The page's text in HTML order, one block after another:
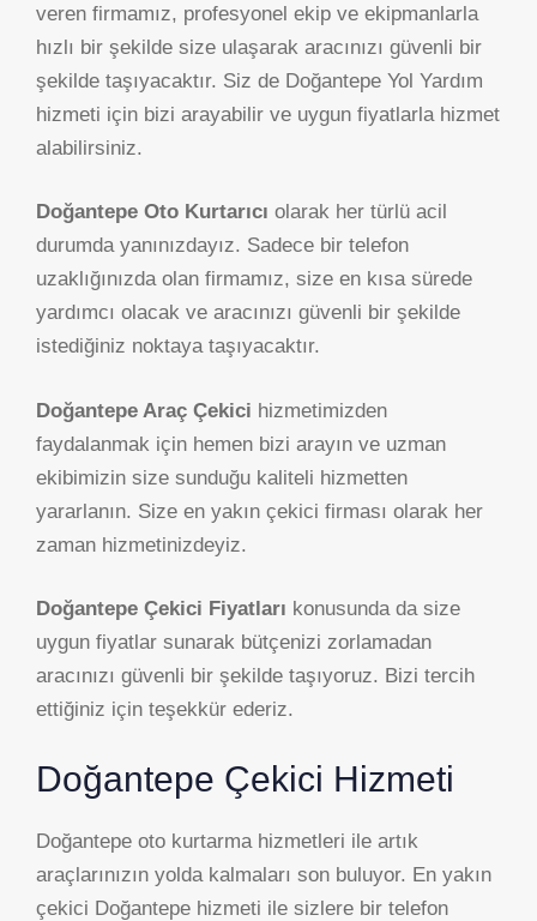
veren firmamız, profesyonel ekip ve ekipmanlarla
hızlı bir şekilde size ulaşarak aracınızı güvenli bir
şekilde taşıyacaktır. Siz de Doğantepe Yol Yardım
hizmeti için bizi arayabilir ve uygun fiyatlarla hizmet
alabilirsiniz.
Doğantepe Oto Kurtarıcı olarak her türlü acil
durumda yanınızdayız. Sadece bir telefon
uzaklığınızda olan firmamız, size en kısa sürede
yardımcı olacak ve aracınızı güvenli bir şekilde
istediğiniz noktaya taşıyacaktır.
Doğantepe Araç Çekici hizmetimizden
faydalanmak için hemen bizi arayın ve uzman
ekibimizin size sunduğu kaliteli hizmetten
yararlanın. Size en yakın çekici firması olarak her
zaman hizmetinizdeyiz.
Doğantepe Çekici Fiyatları konusunda da size
uygun fiyatlar sunarak bütçenizi zorlamadan
aracınızı güvenli bir şekilde taşıyoruz. Bizi tercih
ettiğiniz için teşekkür ederiz.
Doğantepe Çekici Hizmeti
Doğantepe oto kurtarma hizmetleri ile artık
araçlarınızın yolda kalmaları son buluyor. En yakın
çekici Doğantepe hizmeti ile sizlere bir telefon